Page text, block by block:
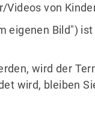
Videos von
eigenen Bild")
wird der
wird, bleiben